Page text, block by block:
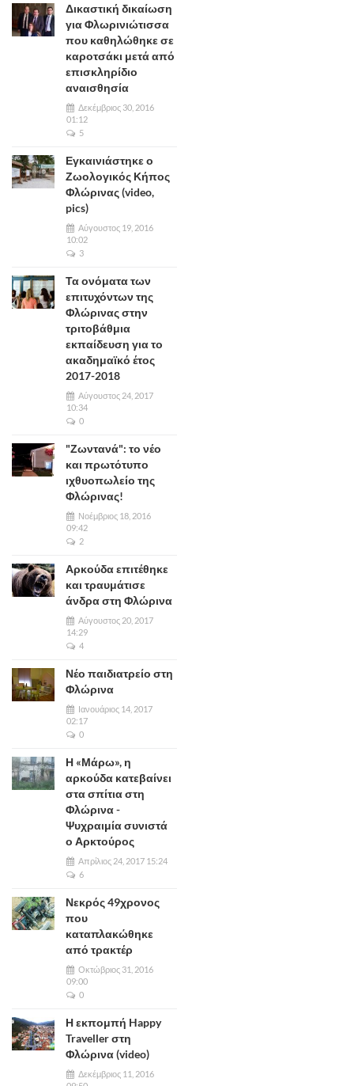
Δικαστική δικαίωση
για Φλωρινιώτισσα
που καθηλώθηκε σε
καροτσάκι μετά από
επισκληρίδιο
αναισθησία
Δεκέμβριος 30, 2016
01:12
5
Εγκαινιάστηκε ο
Ζωολογικός Κήπος
Φλώρινας (video,
pics)
Αύγουστος 19, 2016
10:02
3
Τα ονόματα των
επιτυχόντων της
Φλώρινας στην
τριτοβάθμια
εκπαίδευση για το
ακαδημαϊκό έτος
2017-2018
Αύγουστος 24, 2017
10:34
0
"Ζωντανά": το νέο
και πρωτότυπο
ιχθυοπωλείο της
Φλώρινας!
Νοέμβριος 18, 2016
09:42
2
Αρκούδα επιτέθηκε
και τραυμάτισε
άνδρα στη Φλώρινα
Αύγουστος 20, 2017
14:29
4
Νέο παιδιατρείο στη
Φλώρινα
Ιανουάριος 14, 2017
02:17
0
Η «Μάρω», η
αρκούδα κατεβαίνει
στα σπίτια στη
Φλώρινα -
Ψυχραιμία συνιστά
ο Αρκτούρος
Απρίλιος 24, 2017 15:24
6
Νεκρός 49χρονος
που
καταπλακώθηκε
από τρακτέρ
Οκτώβριος 31, 2016
09:00
0
Η εκπομπή Happy
Traveller στη
Φλώρινα (video)
Δεκέμβριος 11, 2016